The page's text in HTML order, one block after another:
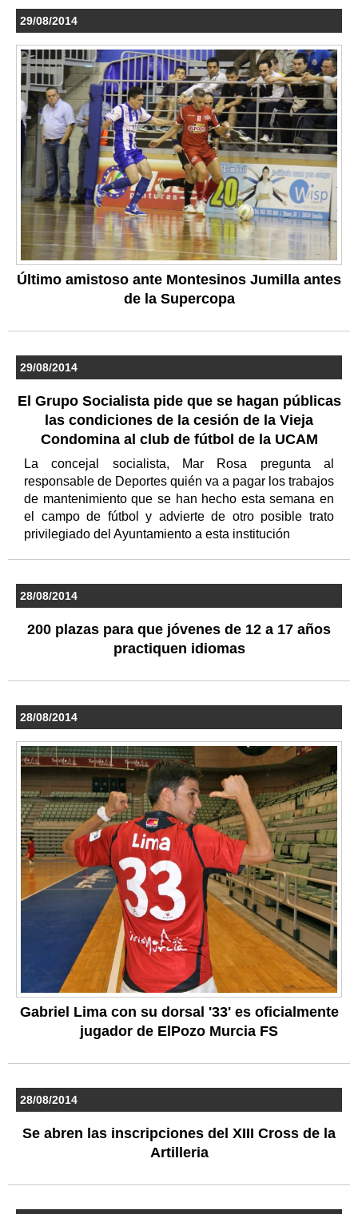
29/08/2014
Último amistoso ante Montesinos Jumilla antes
de la Supercopa
29/08/2014
El Grupo Socialista pide que se hagan públicas
las condiciones de la cesión de la Vieja
Condomina al club de fútbol de la UCAM
La concejal socialista, Mar Rosa pregunta al
responsable de Deportes quién va a pagar los trabajos
de mantenimiento que se han hecho esta semana en
el campo de fútbol y advierte de otro posible trato
privilegiado del Ayuntamiento a esta institución
28/08/2014
200 plazas para que jóvenes de 12 a 17 años
practiquen idiomas
28/08/2014
Gabriel Lima con su dorsal '33' es oficialmente
jugador de ElPozo Murcia FS
28/08/2014
Se abren las inscripciones del XIII Cross de la
Artilleria